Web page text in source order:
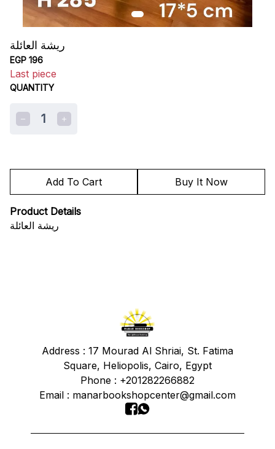
ريشة العائلة
EGP 196
Last piece
QUANTITY
1
Add To Cart Buy It Now
Product Details
ريشة العائلة
Address : 17 Mourad Al Shriai, St. Fatima
Square, Heliopolis, Cairo, Egypt
Phone : +201282266882
Email : manarbookshopcenter@gmail.com